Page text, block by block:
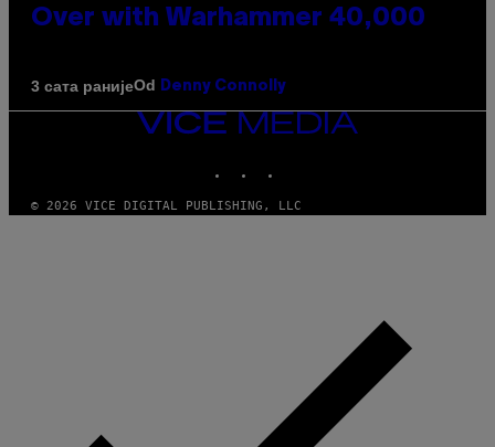
Over with Warhammer 40,000
3 сата ранијеOd Denny Connolly
VICE
© 2026 VICE DIGITAL PUBLISHING, LLC